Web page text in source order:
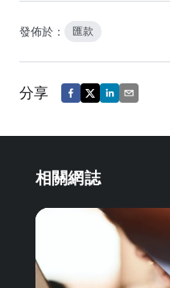
發佈於： 匯款
分享
相關網誌